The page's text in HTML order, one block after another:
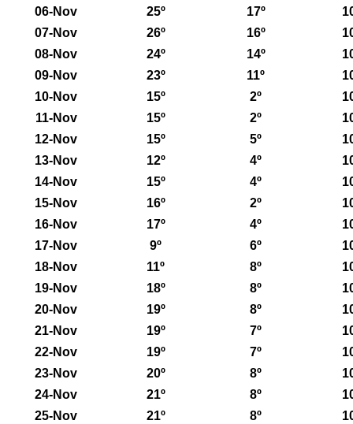
06-Nov
25º 17º
07-Nov
26º 16º
08-Nov
24º 14º
09-Nov
23º 11º
10-Nov
15º 2º
11-Nov
15º 2º
12-Nov
15º 5º
13-Nov
12º 4º
14-Nov
15º 4º
15-Nov
16º 2º
16-Nov
17º 4º
17-Nov
9º 6º
18-Nov
11º 8º
19-Nov
18º 8º
20-Nov
19º 8º
21-Nov
19º 7º
22-Nov
19º 7º
23-Nov
20º 8º
24-Nov
21º 8º
25-Nov
21º 8º